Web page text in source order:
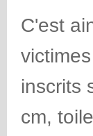
C'est
inscrits
cm,